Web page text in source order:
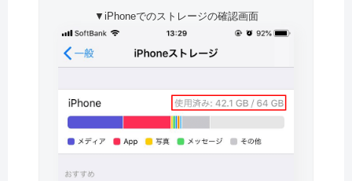
▼iPhoneでのストレージの確認画面